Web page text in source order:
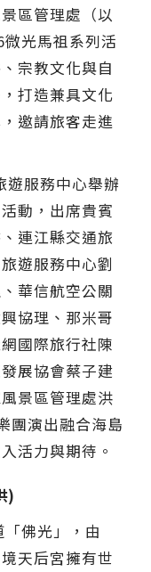
區管理處（以
光馬祖系列活
宗教文化與自
打造兼具文化
邀請旅客走進
遊服務中心舉辦
動，出席貴賓
連江縣交通旅
遊服務中心劉
華信航空公關
協理、那米哥
國際旅行社陳
展協會蔡子建
景區管理處洪
團演出融合海島
活力與期待。
)
佛光」，由
天后宮擁有世